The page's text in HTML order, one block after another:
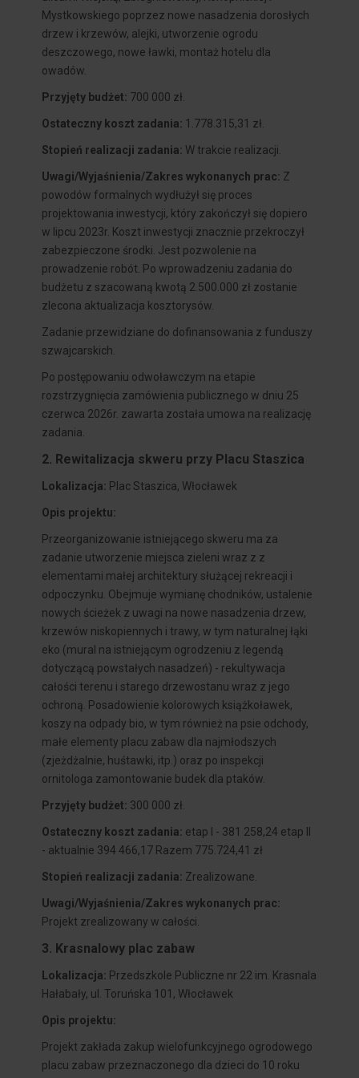
Mystkowskiego poprzez nowe nasadzenia dorosłych
drzew i krzewów, alejki, utworzenie ogrodu
deszczowego, nowe ławki, montaż hotelu dla
owadów.
Przyjęty budżet: 700 000 zł.
Ostateczny koszt zadania: 1.778.315,31 zł.
Stopień realizacji zadania: W trakcie realizacji.
Uwagi/Wyjaśnienia/Zakres wykonanych prac: Z
powodów formalnych wydłużył się proces
projektowania inwestycji, który zakończył się dopiero
w lipcu 2023r. Koszt inwestycji znacznie przekroczył
zabezpieczone środki. Jest pozwolenie na
prowadzenie robót. Po wprowadzeniu zadania do
budżetu z szacowaną kwotą 2.500.000 zł zostanie
zlecona aktualizacja kosztorysów.
Zadanie przewidziane do dofinansowania z funduszy
szwajcarskich.
Po postępowaniu odwoławczym na etapie
rozstrzygnięcia zamówienia publicznego w dniu 25
czerwca 2026r. zawarta została umowa na realizację
zadania.
2. Rewitalizacja skweru przy Placu Staszica
Lokalizacja: Plac Staszica, Włocławek
Opis projektu:
Przeorganizowanie istniejącego skweru ma za
zadanie utworzenie miejsca zieleni wraz z z
elementami małej architektury służącej rekreacji i
odpoczynku. Obejmuje wymianę chodników, ustalenie
nowych ścieżek z uwagi na nowe nasadzenia drzew,
krzewów niskopiennych i trawy, w tym naturalnej łąki
eko (mural na istniejącym ogrodzeniu z legendą
dotyczącą powstałych nasadzeń) - rekultywacja
całości terenu i starego drzewostanu wraz z jego
ochroną. Posadowienie kolorowych książkoławek,
koszy na odpady bio, w tym również na psie odchody,
małe elementy placu zabaw dla najmłodszych
(zjeżdżalnie, huśtawki, itp.) oraz po inspekcji
ornitologa zamontowanie budek dla ptaków.
Przyjęty budżet: 300 000 zł.
Ostateczny koszt zadania: etap I - 381 258,24 etap II
- aktualnie 394 466,17 Razem 775.724,41 zł
Stopień realizacji zadania: Zrealizowane.
Uwagi/Wyjaśnienia/Zakres wykonanych prac:
Projekt zrealizowany w całości.
3. Krasnalowy plac zabaw
Lokalizacja: Przedszkole Publiczne nr 22 im. Krasnala
Hałabały, ul. Toruńska 101, Włocławek
Opis projektu:
Projekt zakłada zakup wielofunkcyjnego ogrodowego
placu zabaw przeznaczonego dla dzieci do 10 roku